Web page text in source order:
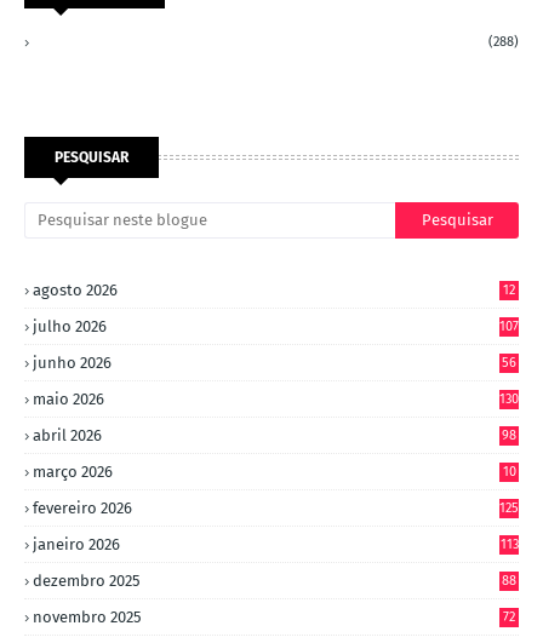
(288)
PESQUISAR
agosto 2026 12
julho 2026 107
junho 2026 56
maio 2026 130
abril 2026 98
março 2026
10
fevereiro 2026 125
janeiro 2026 113
dezembro 2025 88
novembro 2025 72